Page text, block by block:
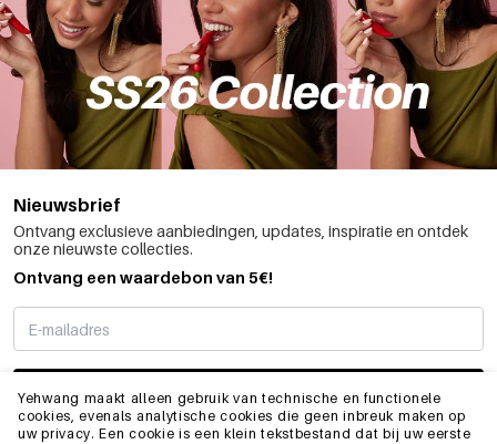
Yehwang maakt alleen gebruik van technische en functionele
cookies, evenals analytische cookies die geen inbreuk maken op
uw privacy. Een cookie is een klein tekstbestand dat bij uw eerste
Nieuwsbrief
Ontvang exclusieve aanbiedingen, updates, inspiratie en ontdek
onze nieuwste collecties.
Ontvang een waardebon van 5€!
SCHRIJF ME IN